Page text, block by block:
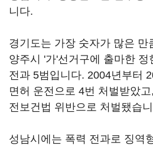
니다.
경기도는 가장 숫자가 많은 만
양주시 '가'선거구에 출마한
전과 5범입니다. 2004년부터
면허 운전으로 4번 처벌받았
전보건법 위반으로 처벌됐습
성남시에는 폭력 전과로 징역